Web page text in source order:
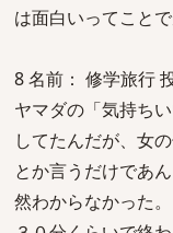
は面白いってこと
8 名前： 修学旅行
ヤマダの「気持ち
してたんだが、女
とか言うだけであ
然わからなかった。